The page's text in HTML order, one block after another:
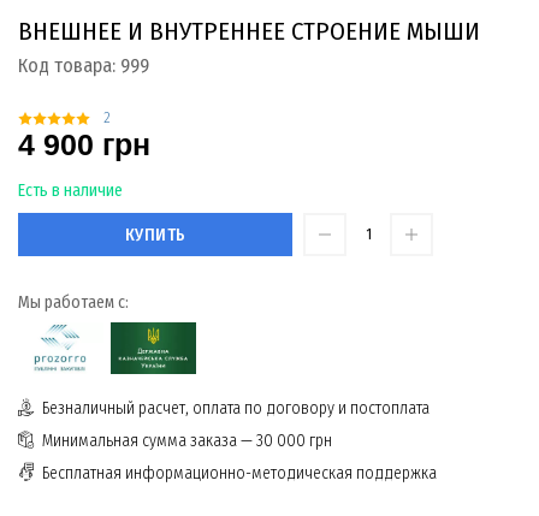
ВНЕШНЕЕ И ВНУТРЕННЕЕ СТРОЕНИЕ МЫШИ
Код товара: 999
2
4 900 грн
Есть в наличие
КУПИТЬ
Мы работаем с:
Безналичный расчет, оплата по договору и постоплата
Минимальная сумма заказа — 30 000 грн
Бесплатная информационно-методическая поддержка